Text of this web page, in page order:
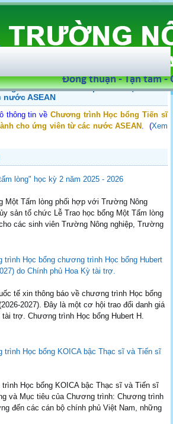
Tiến sĩ của Chính phủ Ấn Độ dành
ASEAN
thông tin về Chương trình Học bổng Tiến sĩ
cho ứng viên từ các nước ASEAN
(Xem
lòng" học kỳ 2 năm 2025 - 2026
Một Tấm lòng phối hợp với Trường Nông
sản tổ chức Lễ Trao học bổng Một Tấm lòng
các sinh viên Trường Nông nghiệp, Trường
trình Học bổng chương trình Học bổng Hubert
do Chính phủ Hoa Kỳ tài trợ.
tế xin thông báo về chương trình Học bổng
2027). Đây là một cơ hội trao đổi danh giá
trợ. Chương trình Học bổng Hubert H.
trình Học bổng KOICA bậc Thạc sĩ và Tiến sĩ
Học bổng KOICA bậc Thạc sĩ và Tiến sĩ
và Mục tiêu của Chương trình: Chương trình
đến các cán bộ chính phủ Việt Nam, những